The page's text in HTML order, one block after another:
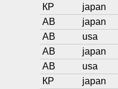
КР
japan
АВ
japan
АВ
usa
АВ
japan
АВ
usa
КР
japan